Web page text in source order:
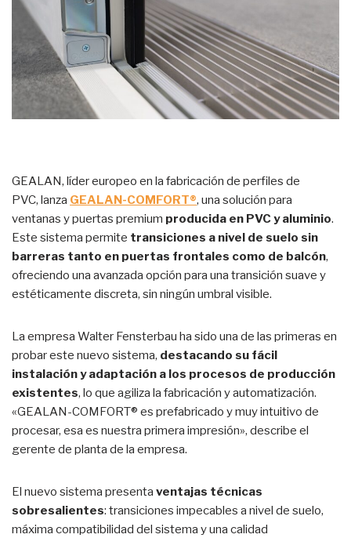
GEALAN, líder europeo en la fabricación de perfiles de
PVC, lanza GEALAN-COMFORT®, una solución para
ventanas y puertas premium producida en PVC y aluminio.
Este sistema permite transiciones a nivel de suelo sin
barreras tanto en puertas frontales como de balcón,
ofreciendo una avanzada opción para una transición suave y
estéticamente discreta, sin ningún umbral visible.
La empresa Walter Fensterbau ha sido una de las primeras en
probar este nuevo sistema, destacando su fácil
instalación y adaptación a los procesos de producción
existentes, lo que agiliza la fabricación y automatización.
«GEALAN-COMFORT® es prefabricado y muy intuitivo de
procesar, esa es nuestra primera impresión», describe el
gerente de planta de la empresa.
El nuevo sistema presenta ventajas técnicas
sobresalientes: transiciones impecables a nivel de suelo,
máxima compatibilidad del sistema y una calidad